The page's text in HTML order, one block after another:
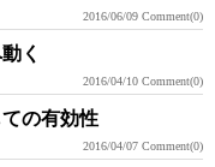
2016/06/09 Comment(0)
く
2016/04/10 Comment(0)
の有効性
2016/04/07 Comment(0)